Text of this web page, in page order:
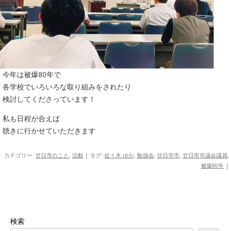
今年は被爆80年で
各学校でいろいろな取り組みをされたり
検討してくださっています！
私も日程が合えば
聴きに行かせていただきます
カテゴリー: 廿日市のこと , 活動 | タグ: 佐々木 ゆか, 勉強会, 廿日市市, 廿日市市議会議員,
被爆80年 |
検索